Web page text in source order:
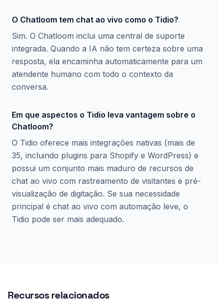
O Chatloom tem chat ao vivo como o Tidio?
Sim. O Chatloom inclui uma central de suporte
integrada. Quando a IA não tem certeza sobre uma
resposta, ela encaminha automaticamente para um
atendente humano com todo o contexto da
conversa.
Em que aspectos o Tidio leva vantagem sobre o
Chatloom?
O Tidio oferece mais integrações nativas (mais de
35, incluindo plugins para Shopify e WordPress) e
possui um conjunto mais maduro de recursos de
chat ao vivo com rastreamento de visitantes e pré-
visualização de digitação. Se sua necessidade
principal é chat ao vivo com automação leve, o
Tidio pode ser mais adequado.
Recursos relacionados